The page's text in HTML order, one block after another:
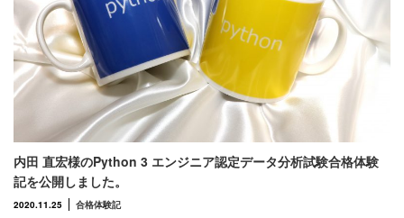
内田 直宏様のPython 3 エンジニア認定データ分析試験合格体験
記を公開しました。
2020.11.25 合格体験記